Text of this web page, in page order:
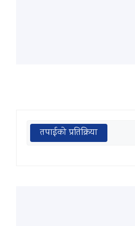
तपाईको प्रतिक्रिया